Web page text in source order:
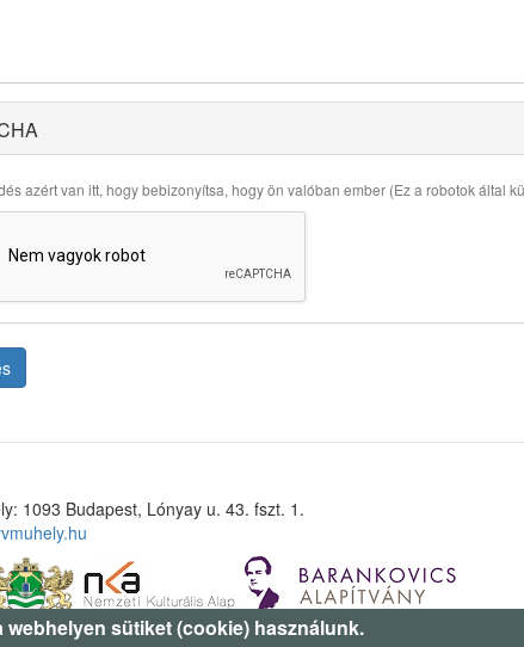
azért van itt, hogy bebizonyítsa, hogy ön valóban ember (Ez a robotok által
1093 Budapest, Lónyay u. 43. fszt. 1.
sütiket (cookie) használunk.